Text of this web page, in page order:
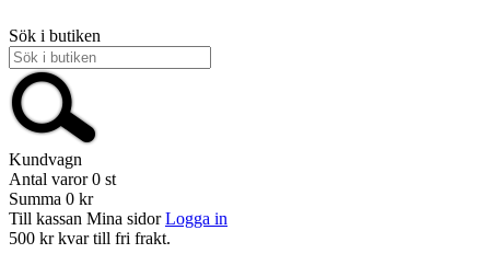
Sök i butiken
Kundvagn
Antal varor 0 st
Summa 0 kr
Till kassan Mina sidor Logga in
500 kr kvar till fri frakt.